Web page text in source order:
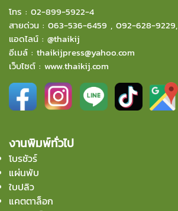
โทร : 02-899-5922-4
สายด่วน : 063-536-6459 , 092-628-9229,
แอดไลน์ : @thaikij
อีเมล์ : thaikijpress@yahoo.com
เว็บไซต์ : www.thaikij.com
งานพิมพ์ทั่วไป
โบรชัวร์
แผ่นพับ
ใบปลิว
แคตตาล็อก